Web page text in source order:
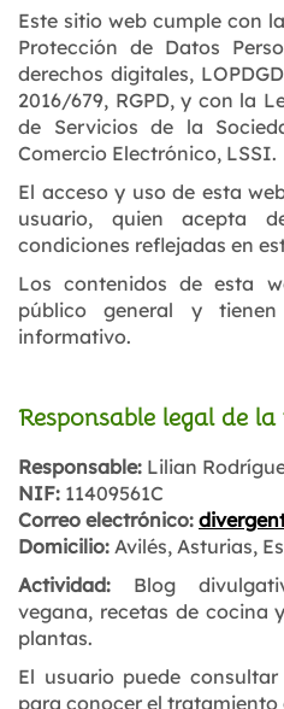
Este sitio web cumple con
Protección de Datos
derechos digitales,
2016/679, RGPD, y con la
de Servicios de la
Comercio Electrónico, LSSI.
El acceso y uso de esta
usuario, quien acepta
condiciones reflejadas en
Los contenidos de esta
público general y
informativo.
Responsable legal de la
Responsable: Lilian
NIF: 11409561C
Correo electrónico:
Domicilio: Avilés, Asturias,
Actividad: Blog
vegana, recetas de cocina
plantas.
El usuario puede
para conocer el tratamiento